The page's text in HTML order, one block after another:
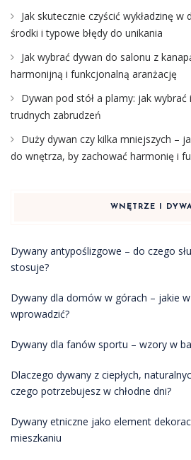
Jak skutecznie czyścić wykładzinę
środki i typowe błędy do unikania
Jak wybrać dywan do salonu z
harmonijną i funkcjonalną aranżację
Dywan pod stół a plamy: jak wybrać
trudnych zabrudzeń
Duży dywan czy kilka mniejszych –
do wnętrza, by zachować harmonię i
WNĘTRZE I
Dywany antypoślizgowe – do czego
stosuje?
Dywany dla domów w górach – jakie
wprowadzić?
Dywany dla fanów sportu – wzory w
Dlaczego dywany z ciepłych,
czego potrzebujesz w chłodne dni?
Dywany etniczne jako element
mieszkaniu